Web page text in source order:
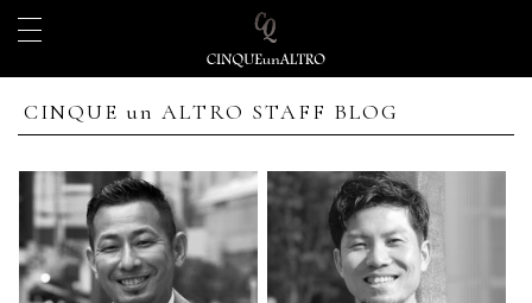
CINQUE un ALTRO STAFF BLOG